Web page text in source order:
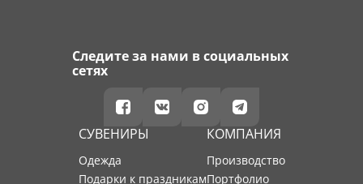
Следите за нами в социальных
сетях
СУВЕНИРЫ
Одежда
Подарки к праздникам
КОМПАНИЯ
производство
портфолио